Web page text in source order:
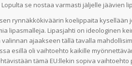
se nostaa varmasti jäljelle jäävien
rynnäkkökiväärin koelippaita kysellään
lipasmalleja. Lipasjahti on ideologinen
ajaakseen tällä tavalla
esillä oli vaihtoehto kaikille
tämä EU:llekin sopiva